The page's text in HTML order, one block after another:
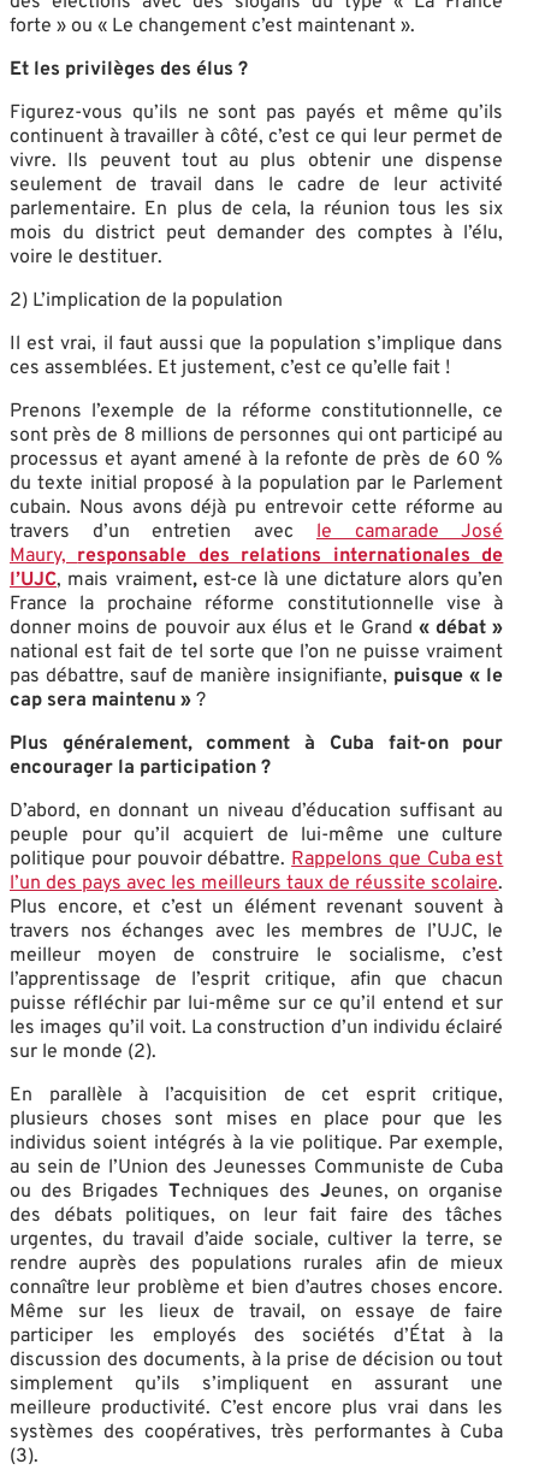
forte » ou « Le changement c’est maintenant ».
Et les privilèges des élus ?
Figurez-vous qu’ils ne sont pas payés et même qu’ils
continuent à travailler à côté, c’est ce qui leur permet de
vivre. Ils peuvent tout au plus obtenir une dispense
seulement de travail dans le cadre de leur activité
parlementaire. En plus de cela, la réunion tous les six
mois du district peut demander des comptes à l’élu,
voire le destituer.
2) L’implication de la population
Il est vrai, il faut aussi que la population s’implique dans
ces assemblées. Et justement, c’est ce qu’elle fait !
Prenons l’exemple de la réforme constitutionnelle, ce
sont près de 8 millions de personnes qui ont participé au
processus et ayant amené à la refonte de près de 60 %
du texte initial proposé à la population par le Parlement
cubain. Nous avons déjà pu entrevoir cette réforme au
travers d’un entretien avec le camarade José
Maury, responsable des relations internationales de
l’UJC, mais vraiment, est-ce là une dictature alors qu’en
France la prochaine réforme constitutionnelle vise à
donner moins de pouvoir aux élus et le Grand « débat »
national est fait de tel sorte que l’on ne puisse vraiment
pas débattre, sauf de manière insignifiante, puisque « le
cap sera maintenu » ?
Plus généralement, comment à Cuba fait-on pour
encourager la participation ?
D’abord, en donnant un niveau d’éducation suffisant au
peuple pour qu’il acquiert de lui-même une culture
politique pour pouvoir débattre. Rappelons que Cuba est
l’un des pays avec les meilleurs taux de réussite scolaire.
Plus encore, et c’est un élément revenant souvent à
travers nos échanges avec les membres de l’UJC, le
meilleur moyen de construire le socialisme, c’est
l’apprentissage de l’esprit critique, afin que chacun
puisse réfléchir par lui-même sur ce qu’il entend et sur
les images qu’il voit. La construction d’un individu éclairé
sur le monde (2).
En parallèle à l’acquisition de cet esprit critique,
plusieurs choses sont mises en place pour que les
individus soient intégrés à la vie politique. Par exemple,
au sein de l’Union des Jeunesses Communiste de Cuba
ou des Brigades Techniques des Jeunes, on organise
des débats politiques, on leur fait faire des tâches
urgentes, du travail d’aide sociale, cultiver la terre, se
rendre auprès des populations rurales afin de mieux
connaître leur problème et bien d’autres choses encore.
Même sur les lieux de travail, on essaye de faire
participer les employés des sociétés d’État à la
discussion des documents, à la prise de décision ou tout
simplement qu’ils s’impliquent en assurant une
meilleure productivité. C’est encore plus vrai dans les
systèmes des coopératives, très performantes à Cuba
(3).